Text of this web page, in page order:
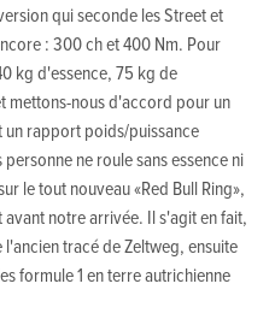
qui seconde les Street et
: 300 ch et 400 Nm. Pour
kg d'essence, 75 kg de
mettons-nous d'accord pour un
rapport poids/puissance
ne roule sans essence ni
le tout nouveau «Red Bull Ring»,
notre arrivée. Il s'agit en fait,
tracé de Zeltweg, ensuite
formule 1 en terre autrichienne